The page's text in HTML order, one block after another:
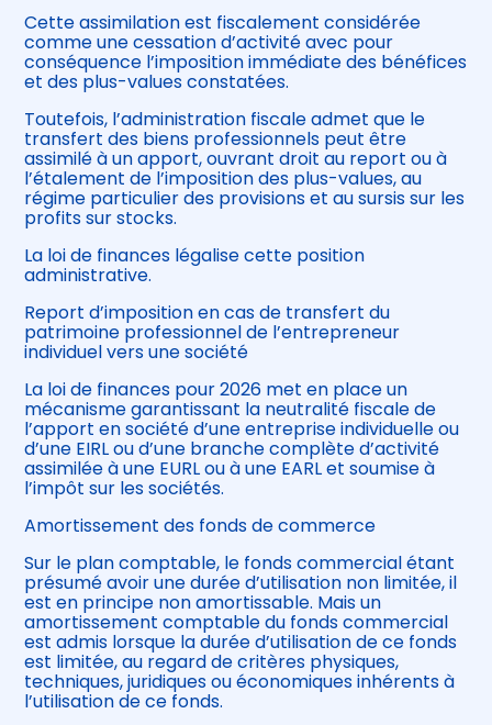
Cette assimilation est fiscalement considérée
comme une cessation d’activité avec pour
conséquence l’imposition immédiate des bénéfices
et des plus-values constatées.
Toutefois, l’administration fiscale admet que le
transfert des biens professionnels peut être
assimilé à un apport, ouvrant droit au report ou à
l’étalement de l’imposition des plus-values, au
régime particulier des provisions et au sursis sur les
profits sur stocks.
La loi de finances légalise cette position
administrative.
Report d’imposition en cas de transfert du
patrimoine professionnel de l’entrepreneur
individuel vers une société
La loi de finances pour 2026 met en place un
mécanisme garantissant la neutralité fiscale de
l’apport en société d’une entreprise individuelle ou
d’une EIRL ou d’une branche complète d’activité
assimilée à une EURL ou à une EARL et soumise à
l’impôt sur les sociétés.
Amortissement des fonds de commerce
Sur le plan comptable, le fonds commercial étant
présumé avoir une durée d’utilisation non limitée, il
est en principe non amortissable. Mais un
amortissement comptable du fonds commercial
est admis lorsque la durée d’utilisation de ce fonds
est limitée, au regard de critères physiques,
techniques, juridiques ou économiques inhérents à
l’utilisation de ce fonds.